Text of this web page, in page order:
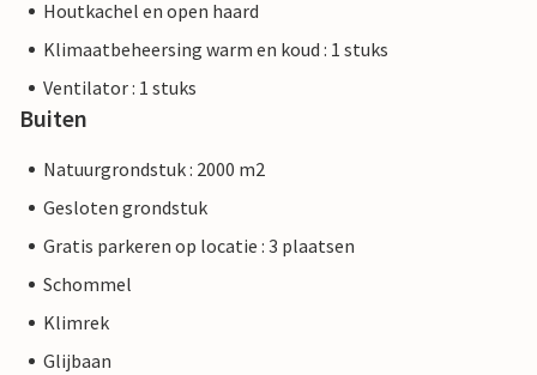
Houtkachel en open haard
Klimaatbeheersing warm en koud : 1 stuks
Ventilator : 1 stuks
Buiten
Natuurgrondstuk : 2000 m2
Gesloten grondstuk
Gratis parkeren op locatie : 3 plaatsen
Schommel
Klimrek
Glijbaan